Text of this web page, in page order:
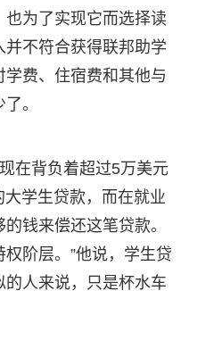
为了实现它而选择读
不符合获得联邦助学
费、住宿费和其他与
。
在背负着超过5万美元
大学生贷款，而在就业
钱来偿还这笔贷款。
阶层。”他说，学生贷
人来说，只是杯水车